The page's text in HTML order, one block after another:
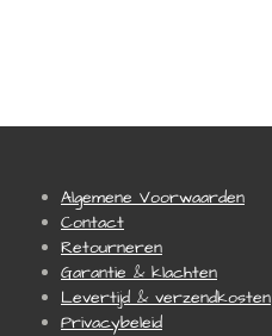
Algemene Voorwaarden
Contact
Retourneren
Garantie & klachten
Levertijd & verzendkosten
Privacybeleid